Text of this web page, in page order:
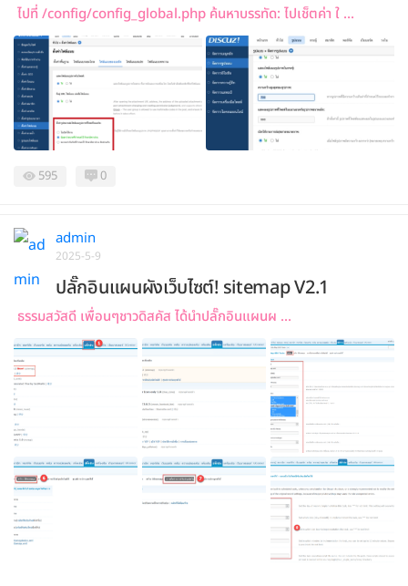
ไปที่ /config/config_global.php ค้นหาบรรทัด: ไปเช็ตค่า ใ ...
595 0
admin
2025-5-9
ปลั๊กอินแผนผังเว็บไซต์! sitemap V2.1
ธรรมสวัสดี เพื่อนๆชาวดิสคัส ได้นำปลั๊กอินแผนผ ...